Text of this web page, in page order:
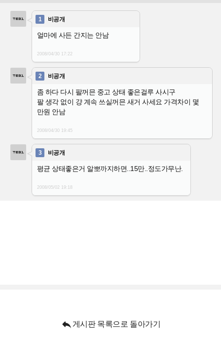
1 비공개
얼마에 사든 간지는 안남
2008/04/3017:22
2 비공개
좀 하다 다시 팔꺼믄 중고 상태 좋은걸루 사시구
팔 생각 없이 걍 계속 쓰실꺼믄 새거 사세요 가격차이 몇
만원 안남
2008/04/3019:45
3 비공개
평균 상태좋은거 알뽀까지하면..15만..정도가무난.
2008/05/02 19:18
 게시판 목록으로 돌아가기